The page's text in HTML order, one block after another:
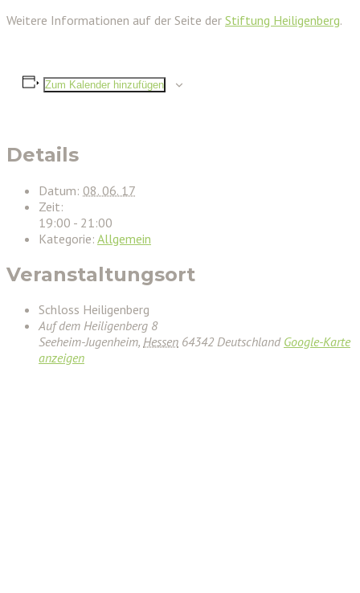
Weitere Informationen auf der Seite der Stiftung Heiligenberg.
Zum Kalender hinzufügen
Details
Datum: 08. 06. 17
Zeit:
19:00 - 21:00
Kategorie: Allgemein
Veranstaltungsort
Schloss Heiligenberg
Auf dem Heiligenberg 8
Seeheim-Jugenheim, Hessen 64342 Deutschland Google-Karte
anzeigen